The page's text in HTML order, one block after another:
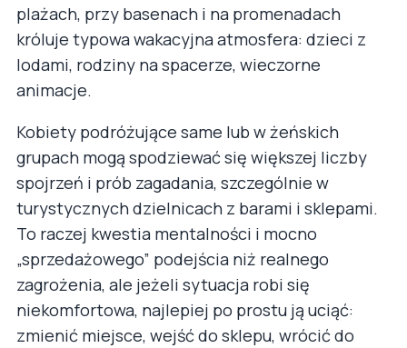
plażach, przy basenach i na promenadach
króluje typowa wakacyjna atmosfera: dzieci z
lodami, rodziny na spacerze, wieczorne
animacje.
Kobiety podróżujące same lub w żeńskich
grupach mogą spodziewać się większej liczby
spojrzeń i prób zagadania, szczególnie w
turystycznych dzielnicach z barami i sklepami.
To raczej kwestia mentalności i mocno
„sprzedażowego” podejścia niż realnego
zagrożenia, ale jeżeli sytuacja robi się
niekomfortowa, najlepiej po prostu ją uciąć:
zmienić miejsce, wejść do sklepu, wrócić do